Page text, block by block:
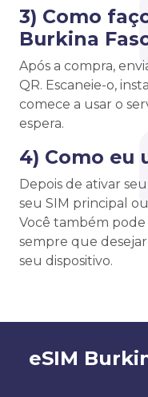
3) Como
Burkina
Após a compra,
QR. Escaneie-o,
comece a usar o
espera.
4) Como eu
Depois de ativar
seu SIM principal
Você também
sempre que
seu dispositivo.
eSIM